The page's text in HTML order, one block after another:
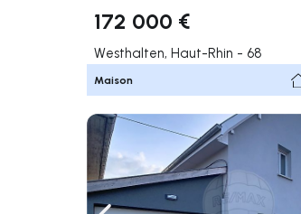
172 000 €
Westhalten, Haut-Rhin - 68
Maison